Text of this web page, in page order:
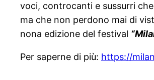
voci, controcanti e sussurri
ma che non perdono mai di
nona edizione del festival
Per saperne di più: https://